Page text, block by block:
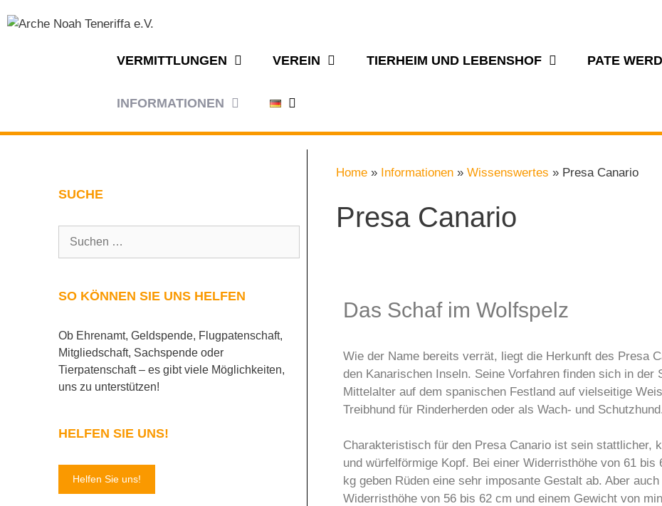
VERMITTLUNGEN VEREIN TIERHEIM UND LEBENSHOF PATE
INFORMATIONEN
Home » Informationen » Wissenswertes » Presa Canario
Presa Canario
Das Schaf im Wolfspelz
Wie der Name bereits verrät, liegt die Herkunft des Presa
den Kanarischen Inseln. Seine Vorfahren finden sich in der
Mittelalter auf dem spanischen Festland auf vielseitige
Treibhund für Rinderherden oder als Wach- und Schutzhund.
Charakteristisch für den Presa Canario ist sein stattlicher,
und würfelförmige Kopf. Bei einer Widerristhöhe von 61
kg geben Rüden eine sehr imposante Gestalt ab. Aber
Widerristhöhe von 56 bis 62 cm und einem Gewicht von
SUCHE
SO KÖNNEN SIE UNS HELFEN
Ob Ehrenamt, Geldspende, Flugpatenschaft,
Mitgliedschaft, Sachspende oder
Tierpatenschaft – es gibt viele Möglichkeiten,
uns zu unterstützen!
HELFEN SIE UNS!
Helfen Sie uns!